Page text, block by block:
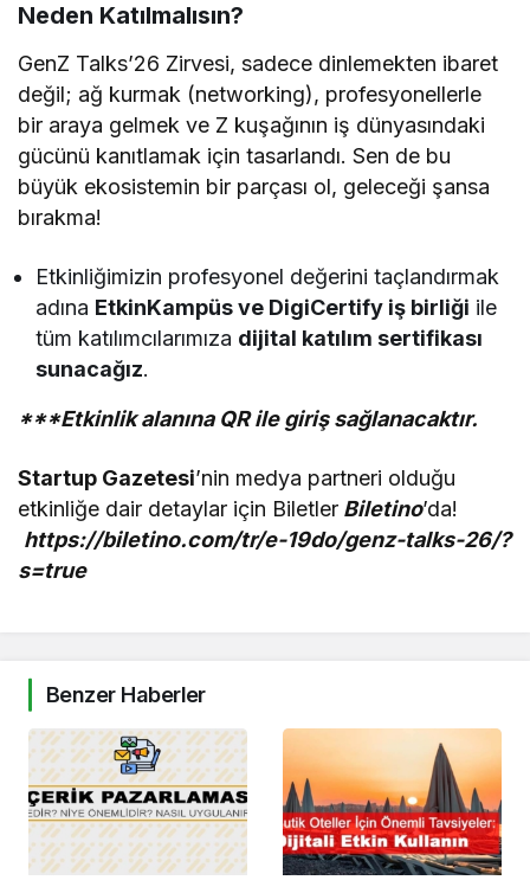
Neden Katılmalısın?
GenZ Talks’26 Zirvesi, sadece dinlemekten ibaret
değil; ağ kurmak (networking), profesyonellerle
bir araya gelmek ve Z kuşağının iş dünyasındaki
gücünü kanıtlamak için tasarlandı. Sen de bu
büyük ekosistemin bir parçası ol, geleceği şansa
bırakma!
Etkinliğimizin profesyonel değerini taçlandırmak
adına EtkinKampüs ve DigiCertify iş birliği ile
tüm katılımcılarımıza dijital katılım sertifikası
sunacağız.
***Etkinlik alanına QR ile giriş sağlanacaktır.
Startup Gazetesi’nin medya partneri olduğu
etkinliğe dair detaylar için Biletler Biletino’da!
https://biletino.com/tr/e-19do/genz-talks-26/?
s=true
Benzer Haberler